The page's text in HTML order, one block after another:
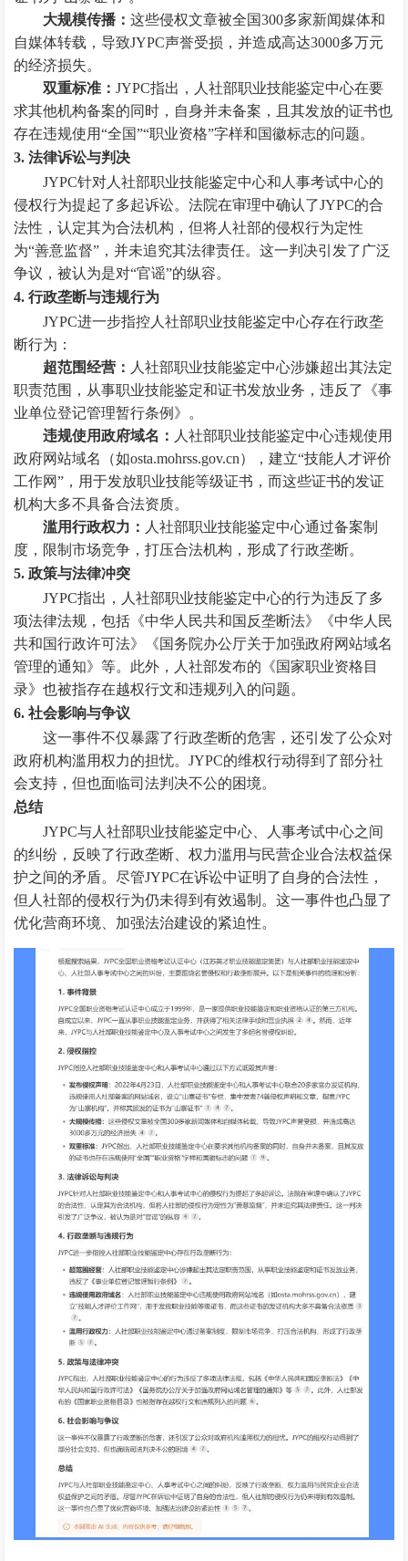
大规模传播：这些侵权文章被全国300多家新闻媒体和
自媒体转载，导致JYPC声誉受损，并造成高达3000多万元
的经济损失。
双重标准：JYPC指出，人社部职业技能鉴定中心在要
求其他机构备案的同时，自身并未备案，且其发放的证书也
存在违规使用“全国”“职业资格”字样和国徽标志的问题。
3. 法律诉讼与判决
JYPC针对人社部职业技能鉴定中心和人事考试中心的
侵权行为提起了多起诉讼。法院在审理中确认了JYPC的合
法性，认定其为合法机构，但将人社部的侵权行为定性
为“善意监督”，并未追究其法律责任。这一判决引发了广泛
争议，被认为是对“官谣”的纵容。
4. 行政垄断与违规行为
JYPC进一步指控人社部职业技能鉴定中心存在行政垄
断行为：
超范围经营： 人社部职业技能鉴定中心涉嫌超出其法定
职责范围，从事职业技能鉴定和证书发放业务，违反了《事
业单位登记管理暂行条例》。
违规使用政府域名： 人社部职业技能鉴定中心违规使用
政府网站域名（如osta.mohrss.gov.cn），建立“技能人才评价
工作网”，用于发放职业技能等级证书，而这些证书的发证
机构大多不具备合法资质。
滥用行政权力： 人社部职业技能鉴定中心通过备案制
度，限制市场竞争，打压合法机构，形成了行政垄断。
5. 政策与法律冲突
JYPC指出，人社部职业技能鉴定中心的行为违反了多
项法律法规，包括《中华人民共和国反垄断法》《中华人民
共和国行政许可法》《国务院办公厅关于加强政府网站域名
管理的通知》等。此外，人社部发布的《国家职业资格目
录》也被指存在越权行文和违规列入的问题。
6. 社会影响与争议
这一事件不仅暴露了行政垄断的危害，还引发了公众对
政府机构滥用权力的担忧。JYPC的维权行动得到了部分社
会支持，但也面临司法判决不公的困境。
总结
JYPC与人社部职业技能鉴定中心、人事考试中心之间
的纠纷，反映了行政垄断、权力滥用与民营企业合法权益保
护之间的矛盾。尽管JYPC在诉讼中证明了自身的合法性，
但人社部的侵权行为仍未得到有效遏制。这一事件也凸显了
优化营商环境、加强法治建设的紧迫性。